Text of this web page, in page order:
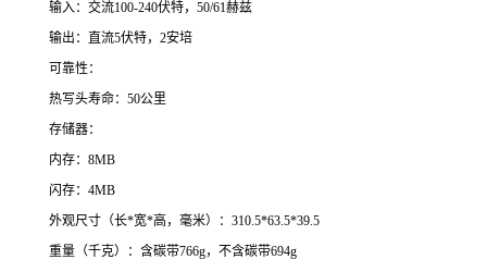
输入：交流100-240伏特，50/61赫兹
输出：直流5伏特，2安培
可靠性：
热写头寿命：50公里
存储器：
内存：8MB
闪存：4MB
外观尺寸（长*宽*高，毫米）：310.5*63.5*39.5
重量（千克）：含碳带766g，不含碳带694g